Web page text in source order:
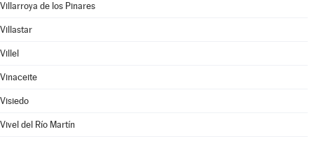
Villarroya de los Pinares
Villastar
Villel
Vinaceite
Visiedo
Vivel del Río Martín